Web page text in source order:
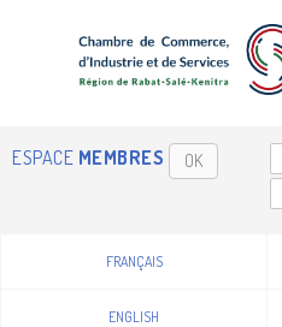
ESPACE MEMBRES OK
FRANÇAIS
ENGLISH